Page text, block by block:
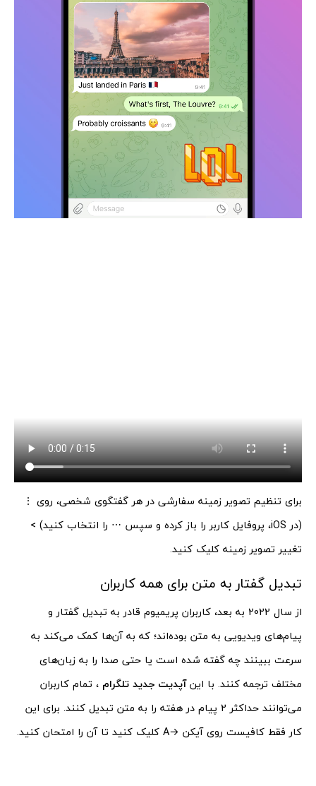
برای تنظیم تصویر زمینه سفارشی در هر گفتگوی شخصی، روی ⋮
(در iOS، پروفایل کاربر را باز کرده و سپس ⋯ را انتخاب کنید) >
تغییر تصویر زمینه کلیک کنید.
تبدیل گفتار به متن برای همه کاربران
از سال 2022 به بعد، کاربران پریمیوم قادر به تبدیل گفتار و
پیام‌های ویدیویی به متن بوده‌اند؛ که به آن‌ها کمک می‌کند به
سرعت ببینند چه گفته شده است یا حتی صدا را به زبان‌های
مختلف ترجمه کنند. با اینآپدیت جدید تلگرام ، تمام کاربران
می‌توانند حداکثر 2 پیام در هفته را به متن تبدیل کنند. برای این
کار فقط کافیست روی آیکن →A کلیک کنید تا آن را امتحان کنید.